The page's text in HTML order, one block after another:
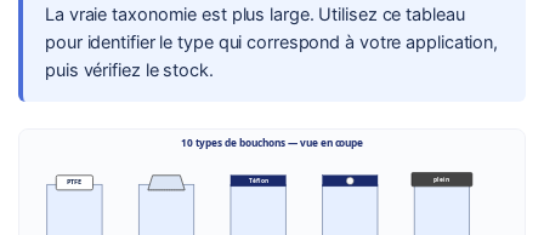
La vraie taxonomie est plus large. Utilisez ce tableau
pour identifier le type qui correspond à votre application,
puis vérifiez le stock.
10 types de bouchons — vue en coupe
PTFE Téflon plein